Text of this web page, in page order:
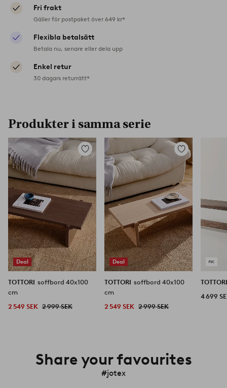
Fri frakt
Gäller för postpaket över 649 kr*
Flexibla betalsätt
Betala nu, senare eller dela upp
Enkel retur
30 dagars returrätt*
Produkter i samma serie
Deal
Lägg
till
favoriter
TOTTORI soffbord 40x100
cm
2 549 SEK 2 999 SEK
Deal
Lägg
i
favoriter
TOTTORI soffbord 40x100
cm
2 549 SEK 2 999 SEK
4 699
Share your favourites
#jotex